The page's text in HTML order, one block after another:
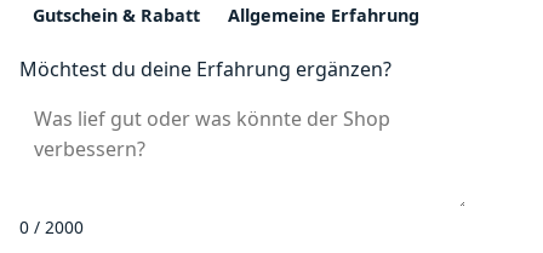
Gutschein & Rabatt
Allgemeine Erfahrung
Möchtest du deine Erfahrung ergänzen?
0 / 2000